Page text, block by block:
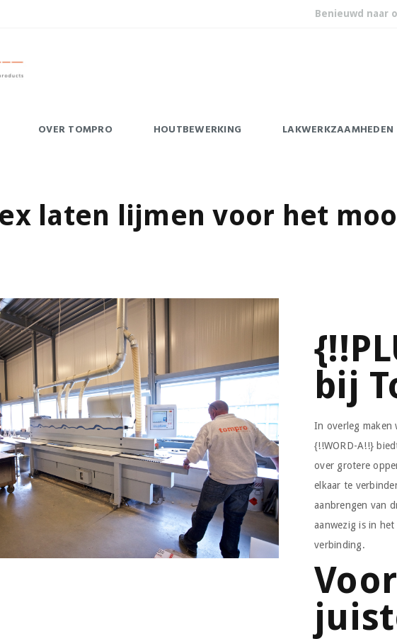
Benieuwd naar
OVER TOMPRO HOUTBEWERKING LAKWERKZAAMHEDEN
laten lijmen voor het
bij
In overleg maken
{!!WORD-A!!}
over grotere
elkaar te
aanbrengen van
aanwezig is in
verbinding.